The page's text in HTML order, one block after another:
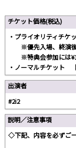
チケット価格(税込)
・プライオリティチケ
※優先入場、終演後
※特典会参加には
・ノーマルチケット 【
出演者
#2i2
説明／注意事項
◇下記、内容を必ずご